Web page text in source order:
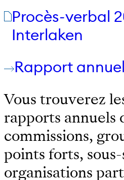
Procès-verbal
Interlaken
Rapport
Vous trouverez
rapports annuels
commissions,
points forts,
organisations